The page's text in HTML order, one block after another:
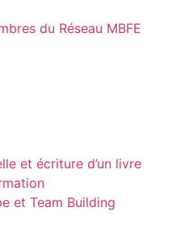
du Réseau MBFE
et écriture d’un livre
et Team Building